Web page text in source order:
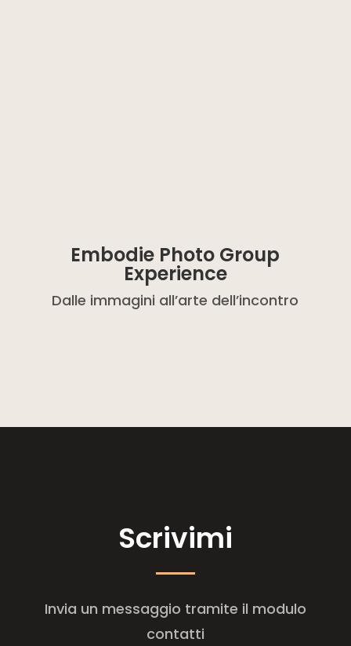
Embodie Photo Group
Experience
Dalle immagini all’arte dell’incontro
Scrivimi
Invia un messaggio tramite il modulo
contatti